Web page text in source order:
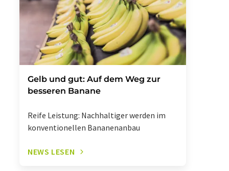
Gelb und gut: Auf dem Weg zur
besseren Banane
Reife Leistung: Nachhaltiger werden im
konventionellen Bananenanbau
NEWS LESEN